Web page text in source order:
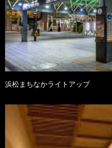
浜松まちなかライトアップ